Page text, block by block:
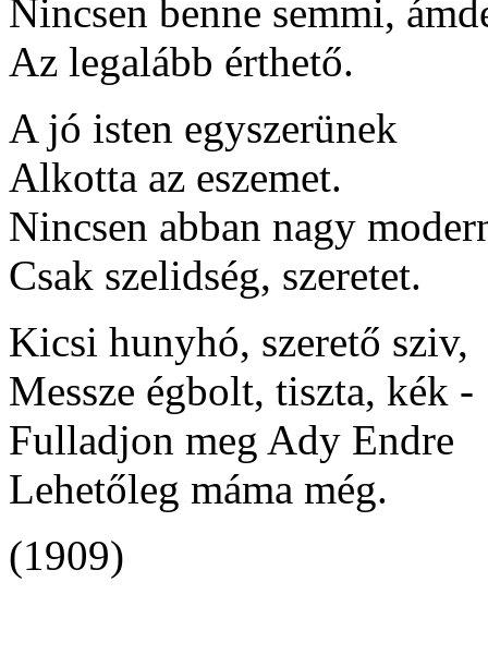
Nincsen benne semmi,
Az legalább érthető.
A jó isten egyszerünek
Alkotta az eszemet.
Nincsen abban nagy
Csak szelidség, szeretet.
Kicsi hunyhó, szerető sziv,
Messze égbolt, tiszta, kék -
Fulladjon meg Ady Endre
Lehetőleg máma még.
(1909)